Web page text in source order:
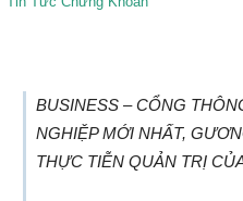
BUSINESS – CỔNG
NGHIỆP MỚI NHẤT,
THỰC TIỄN QUẢN TRỊ